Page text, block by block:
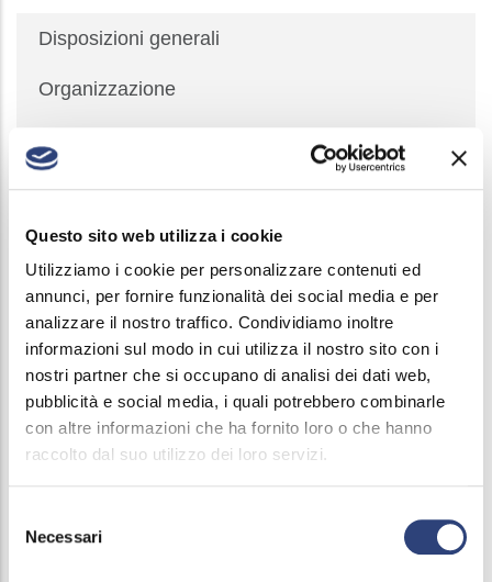
Questo sito web utilizza i cookie
Utilizziamo i cookie per personalizzare contenuti ed
annunci, per fornire funzionalità dei social media e per
analizzare il nostro traffico. Condividiamo inoltre
informazioni sul modo in cui utilizza il nostro sito con i
nostri partner che si occupano di analisi dei dati web,
pubblicità e social media, i quali potrebbero combinarle
con altre informazioni che ha fornito loro o che hanno
raccolto dal suo utilizzo dei loro servizi.
delNecessari
Società
Trasparente
Disposizioni generali
Organizzazione
Personale
Selezione del personale
Performance
Enti Controllati
Attività e procedimenti
Bandi di gara e contratti
Adempimenti nei confronti dell'ANAC - art. 1 L.
190/2012